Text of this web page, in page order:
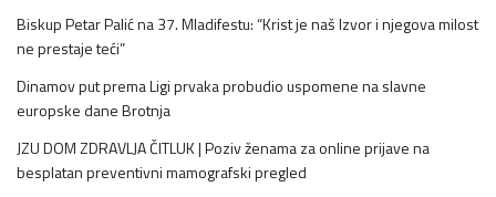
Biskup Petar Palić na 37. Mladifestu: “Krist je naš Izvor i njegova milost
ne prestaje teći”
Dinamov put prema Ligi prvaka probudio uspomene na slavne
europske dane Brotnja
JZU DOM ZDRAVLJA ČITLUK | Poziv ženama za online prijave na
besplatan preventivni mamografski pregled